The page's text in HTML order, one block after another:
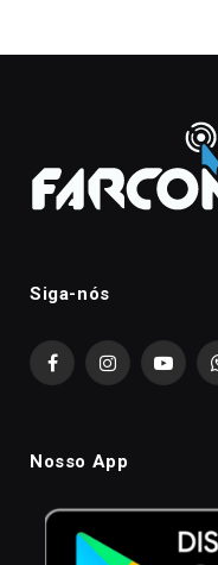
Siga-nós
FacebookInstagram
Nosso App